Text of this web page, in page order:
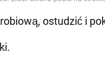
ostudzić i